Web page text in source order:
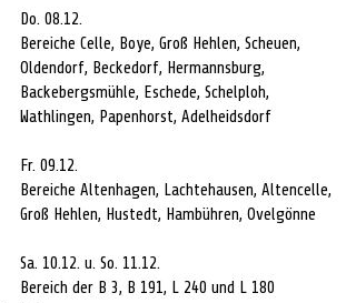
Do. 08.12.
Bereiche Celle, Boye, Groß Hehlen, Scheuen,
Oldendorf, Beckedorf, Hermannsburg,
Backebergsmühle, Eschede, Schelploh,
Wathlingen, Papenhorst, Adelheidsdorf
Fr. 09.12.
Bereiche Altenhagen, Lachtehausen, Altencelle,
Groß Hehlen, Hustedt, Hambühren, Ovelgönne
Sa. 10.12. u. So. 11.12.
Bereich der B 3, B 191, L 240 und L 180